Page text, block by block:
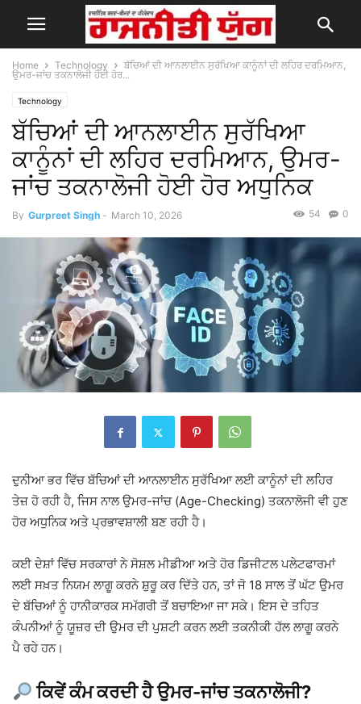
Home Technology
ਬੱਚਿਆਂ ਦੀ ਆਨਲਾਈਨ ਸੁਰੱਖਿਆ ਕਾਨੂੰਨਾਂ ਦੀ ਲਹਿਰ ਦਰਮਿਆਨ,
ਉਮਰ-ਜਾਂਚ ਤਕਨਾਲੋਜੀ ਹੋਈ ਹੋਰ...
Technology
ਬੱਚਿਆਂ ਦੀ ਆਨਲਾਈਨ ਸੁਰੱਖਿਆ
ਕਾਨੂੰਨਾਂ ਦੀ ਲਹਿਰ ਦਰਮਿਆਨ, ਉਮਰ-
ਜਾਂਚ ਤਕਨਾਲੋਜੀ ਹੋਈ ਹੋਰ ਅਧੁਨਿਕ
By Gurpreet Singh - March 10, 2026 0
54
ਦੁਨੀਆ ਭਰ ਵਿੱਚ ਬੱਚਿਆਂ ਦੀ ਆਨਲਾਈਨ ਸੁਰੱਖਿਆ ਲਈ ਕਾਨੂੰਨਾਂ ਦੀ ਲਹਿਰ
ਤੇਜ਼ ਹੋ ਰਹੀ ਹੈ, ਜਿਸ ਨਾਲ ਉਮਰ-ਜਾਂਚ (Age-Checking) ਤਕਨਾਲੋਜੀ ਵੀ ਹੁਣ
ਹੋਰ ਅਧੁਨਿਕ ਅਤੇ ਪ੍ਰਭਾਵਸ਼ਾਲੀ ਬਣ ਰਹੀ ਹੈ।
ਕਈ ਦੇਸ਼ਾਂ ਵਿੱਚ ਸਰਕਾਰਾਂ ਨੇ ਸੋਸ਼ਲ ਮੀਡੀਆ ਅਤੇ ਹੋਰ ਡਿਜੀਟਲ ਪਲੇਟਫਾਰਮਾਂ
ਲਈ ਸਖ਼ਤ ਨਿਯਮ ਲਾਗੂ ਕਰਨੇ ਸ਼ੁਰੂ ਕਰ ਦਿੱਤੇ ਹਨ, ਤਾਂ ਜੋ 18 ਸਾਲ ਤੋਂ ਘੱਟ ਉਮਰ
ਦੇ ਬੱਚਿਆਂ ਨੂੰ ਹਾਨੀਕਾਰਕ ਸਮੱਗਰੀ ਤੋਂ ਬਚਾਇਆ ਜਾ ਸਕੇ। ਇਸ ਦੇ ਤਹਿਤ
ਕੰਪਨੀਆਂ ਨੂੰ ਯੂਜ਼ਰ ਦੀ ਉਮਰ ਦੀ ਪੁਸ਼ਟੀ ਕਰਨ ਲਈ ਤਕਨੀਕੀ ਹੱਲ ਲਾਗੂ ਕਰਨੇ
ਪੈ ਰਹੇ ਹਨ।
ਕਿਵੇਂ ਕੰਮ ਕਰਦੀ ਹੈ ਉਮਰ-ਜਾਂਚ ਤਕਨਾਲੋਜੀ?